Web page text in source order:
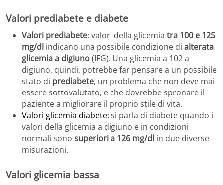
Valori prediabete e diabete
Valori prediabete: valori della glicemia tra 100 e 125
mg/dl indicano una possibile condizione di alterata
glicemia a digiuno(IFG). Una glicemia a 102 a
digiuno, quindi, potrebbe far pensare a un possibile
stato di prediabete, un problema che non deve mai
essere sottovalutato, e che dovrebbe spronare il
paziente a migliorare il proprio stile di vita.
Valori glicemia diabete: si parla di diabete quando i
valori della glicemia a digiuno e in condizioni
normali sono superiori a 126 mg/dl in due diverse
misurazioni.
Valori glicemia bassa